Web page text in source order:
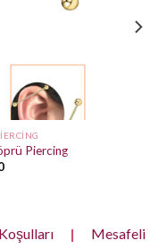
Piercing
|
Mesafeli